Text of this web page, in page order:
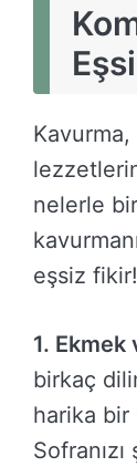
nelerle
eşsiz fikir!
1. Ekmek
birkaç
harika bir